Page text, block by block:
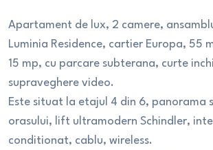
Apartament de lux, 2 camere,
Luminia Residence, cartier Europa, 55
15 mp, cu parcare subterana, curte
supraveghere video.
Este situat la etajul 4 din 6, panorama
orasului, lift ultramodern Schindler,
conditionat, cablu, wireless.